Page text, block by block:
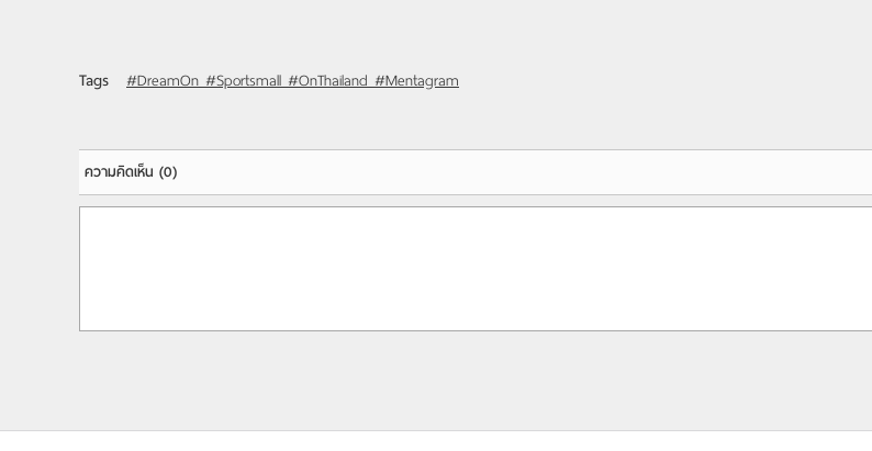
Tags #DreamOn #Sportsmall #OnThailand #Mentagram
ความคิดเห็น (0)